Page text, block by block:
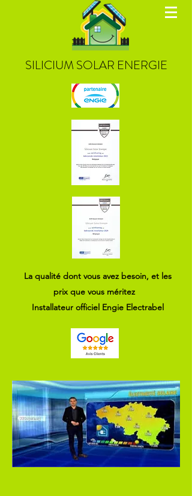
SILICIUM SOLAR ENERGIE
La qualité dont vous avez besoin, et les
prix que vous méritez
Installateur officiel Engie Electrabel